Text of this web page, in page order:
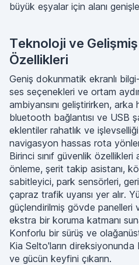
büyük eşyalar için alanı
Teknoloji ve
Özellikleri
Geniş dokunmatik ekranlı
ses seçenekleri ve ortam
ambiyansını geliştirirken, arka
bluetooth bağlantısı ve USB
eklentiler rahatlık ve
navigasyon hassas rota
Birinci sınıf güvenlik özellikleri
önleme, şerit takip asistanı,
sabitleyici, park sensörleri,
çapraz trafik uyarısı yer alır.
güçlendirilmiş gövde panelleri
ekstra bir koruma katmanı
Konforlu bir sürüş ve
Kia Selto'ların direksiyonunda
ve gücün keyfini çıkarın.